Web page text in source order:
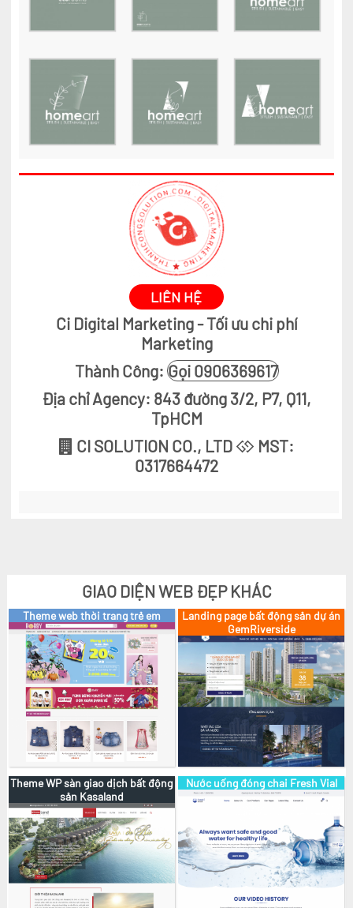
LIÊN HỆ
Ci Digital Marketing - Tối ưu chi phí
Marketing
Thành Công: Gọi 0906369617
Địa chỉ Agency: 843 đường 3/2, P7, Q11,
TpHCM
CI SOLUTION CO., LTD
MST:
0317664472
GIAO DIỆN WEB ĐẸP KHÁC
Theme web thời trang trẻ em
Chọn
Landing page bất động sản dự án
GemRiverside
Theme WP sàn giao dịch bất động
sản Kasaland
Xem
Chọn
Nước uống đóng chai Fresh Vial